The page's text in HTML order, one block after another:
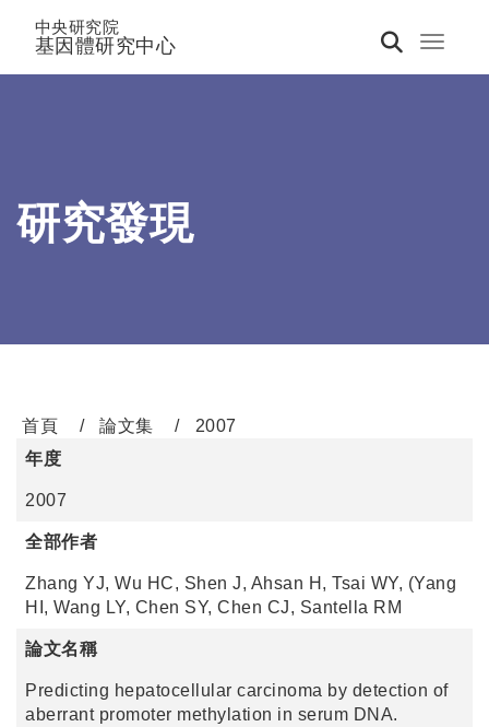
Toggle
中央研究院
基因體研究中心
研究發現
首頁 論文集
2007
年度
2007
全部作者
Zhang YJ, Wu HC, Shen J, Ahsan H, Tsai WY, (Yang
HI, Wang LY, Chen SY, Chen CJ, Santella RM
論文名稱
Predicting hepatocellular carcinoma by detection of
aberrant promoter methylation in serum DNA.